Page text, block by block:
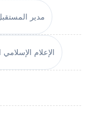
مدير
الإعلام